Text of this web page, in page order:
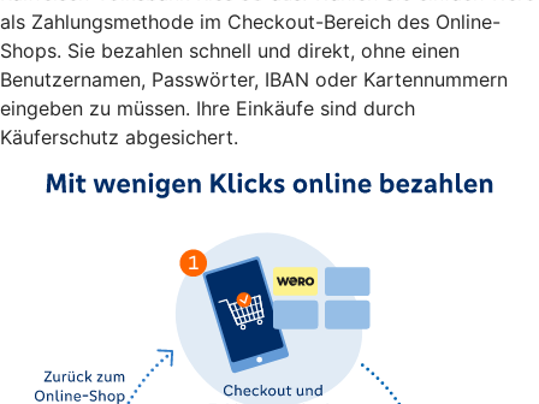
als Zahlungsmethode im Checkout-Bereich des Online-
Shops. Sie bezahlen schnell und direkt, ohne einen
Benutzernamen, Passwörter, IBAN oder Kartennummern
eingeben zu müssen. Ihre Einkäufe sind durch
Käuferschutz abgesichert.